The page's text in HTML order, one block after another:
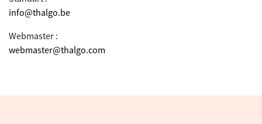
info@thalgo.be
Webmaster :
webmaster@thalgo.com